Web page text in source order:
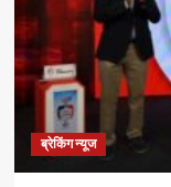
ब्रेकिंग न्यूज